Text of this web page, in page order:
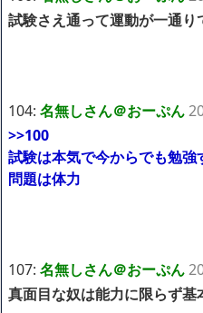
試験さえ通って運動が一通
104: 名無しさん＠おーぷん
>>100
試験は本気で今からでも勉強
問題は体力
107: 名無しさん＠おーぷん
真面目な奴は能力に限らず基